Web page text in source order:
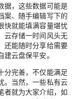
据，这些数据可能是
案、随手编辑写下的
快就能填满容量堪忧
云存储一时间风头无
还能随时分享给需要
云盘保平安。
分完善，不仅能满足
。当然，一些私有云
者就为大家介绍，如